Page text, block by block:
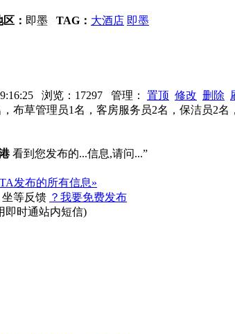
区： 即墨 TAG： 大酒店 即墨
浏览：17297 管理： 置顶 修改 删除
布草管理员1名，客房服务员2名，保洁员2
看到您发布的...信息,请问...”
TA发布的所有信息»
等反馈 ？我要免费发布
即时通站内短信)